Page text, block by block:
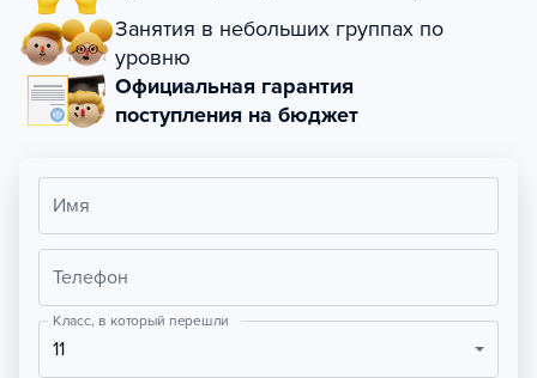
Занятия в небольших группах по
уровню
Официальная гарантия
поступления на бюджет
Имя
Телефон
Класс, в который перешли
11